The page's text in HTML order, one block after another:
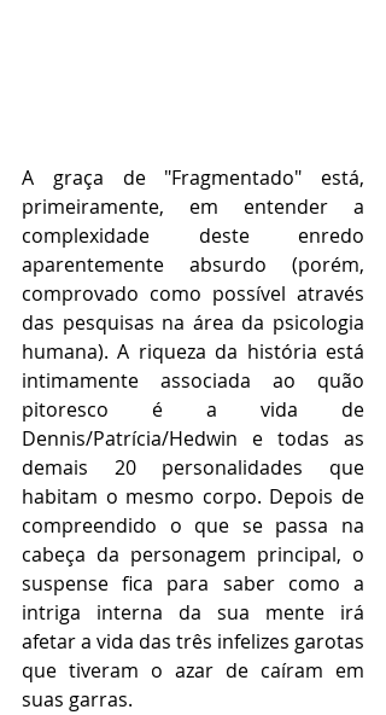
A graça de "Fragmentado" está,
primeiramente, em entender a
complexidade deste enredo
aparentemente absurdo (porém,
comprovado como possível através
das pesquisas na área da psicologia
humana). A riqueza da história está
intimamente associada ao quão
pitoresco é a vida de
Dennis/Patrícia/Hedwin e todas as
demais 20 personalidades que
habitam o mesmo corpo. Depois de
compreendido o que se passa na
cabeça da personagem principal, o
suspense fica para saber como a
intriga interna da sua mente irá
afetar a vida das três infelizes garotas
que tiveram o azar de caíram em
suas garras.